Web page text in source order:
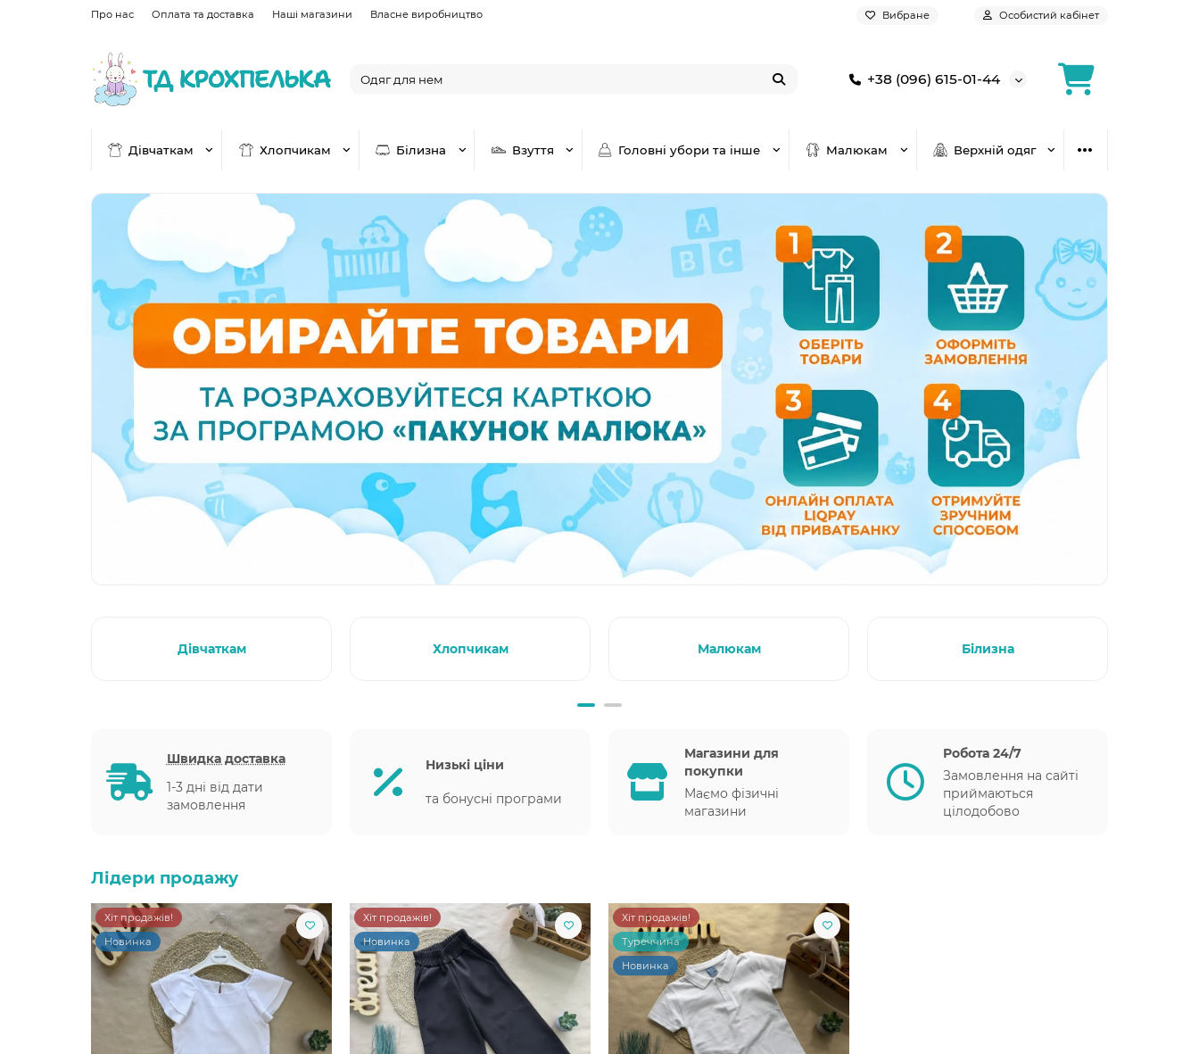
Про нас Оплата та доставка Наші магазини Власне виробництво Вибране Особистий кабінет
+38 (096) 615-01-44
Дівчаткам Хлопчикам Білизна Взуття Головні убори та інше Малюкам Верхній одяг
Дівчаткам Хлопчикам Малюкам Білизна
Швидка доставка
1-3 дні від дати
замовлення
Низькі ціни
та бонусні програми
Магазини для
покупки
Маємо фізичні
магазини
Робота 24/7
Замовлення на сайті
приймаються
цілодобово
Лідери продажу
Хіт продажів!
Новинка
Хіт продажів!
Новинка
Хіт продажів!
Туреччина
Новинка